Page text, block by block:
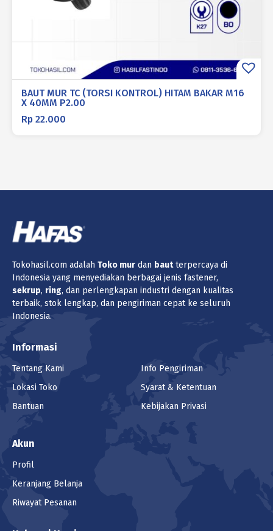
BAUT MUR TC (TORSI KONTROL) HITAM BAKAR M16
X 40MM P2.00
Rp 22.000
Tokohasil.com adalah Toko mur dan bautterpercaya di
Indonesia yang menyediakan berbagai jenis fastener,
sekrup, ring, dan perlengkapan industri dengan kualitas
terbaik, stok lengkap, dan pengiriman cepat ke seluruh
Indonesia.
Informasi
Tentang Kami
Lokasi Toko
Bantuan
Info Pengiriman
Syarat & Ketentuan
Kebijakan Privasi
Akun
Profil
Keranjang Belanja
Riwayat Pesanan